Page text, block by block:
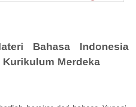
Bahasa Indonesia
Kurikulum Merdeka